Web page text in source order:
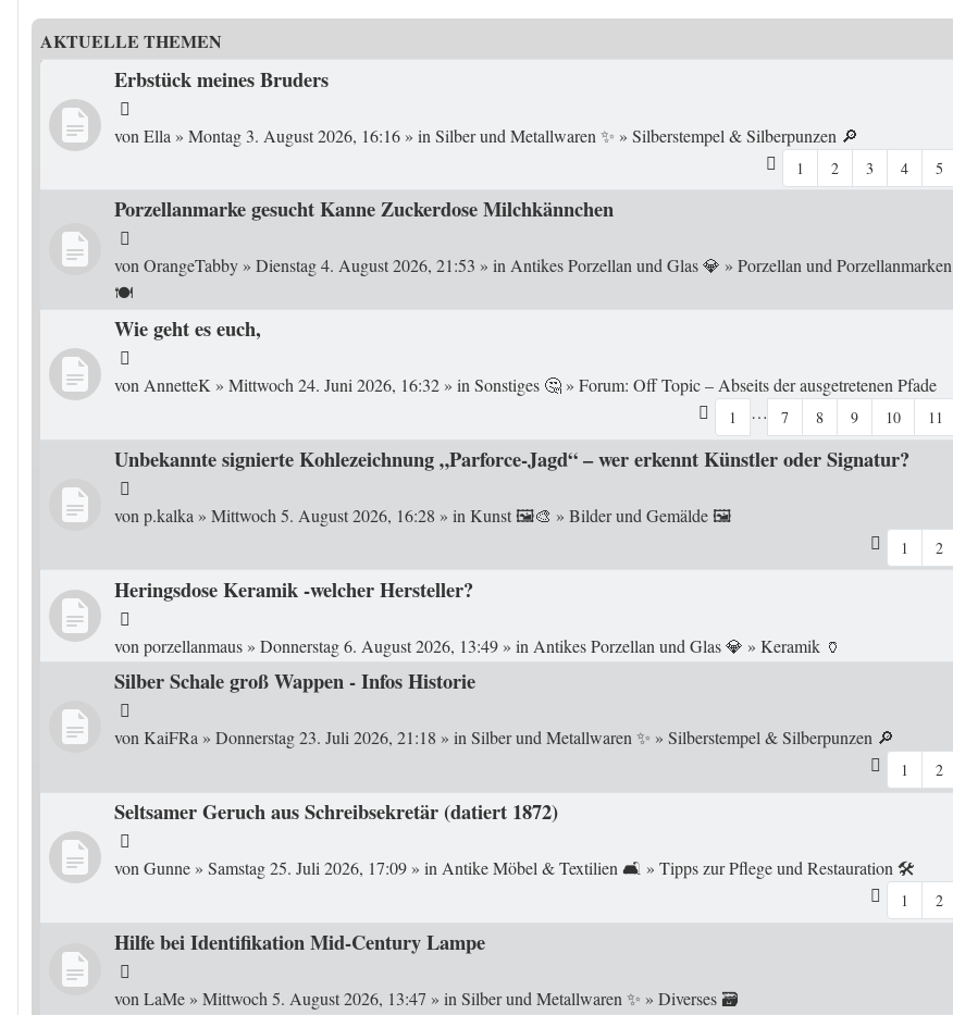
AKTUELLE THEMEN
Erbstück meines Bruders
von Ella » Montag 3. August 2026, 16:16 » in Silber und Metallwaren ✨ » Silberstempel & Silberpunzen 🔎
1 2 3 4 5
Porzellanmarke gesucht Kanne Zuckerdose Milchkännchen
vonOrangeTabby » Dienstag 4. August 2026, 21:53 » inAntikes Porzellan und Glas 💎 » Porzellan und Porzellanmarken
🍽️
Wie geht es euch,
von AnnetteK » Mittwoch 24. Juni 2026, 16:32 » in Sonstiges 🤔 » Forum: Off Topic – Abseits der ausgetretenen Pfade
1 … 7 8 9 10 11
Unbekannte signierte Kohlezeichnung „Parforce-Jagd“ – wer erkennt Künstler oder Signatur?
von p.kalka » Mittwoch 5. August 2026, 16:28 » in Kunst 🖼️🎨 » Bilder und Gemälde 🖼️
1 2
Heringsdose Keramik -welcher Hersteller?
von porzellanmaus » Donnerstag 6. August 2026, 13:49 » in Antikes Porzellan und Glas 💎 » Keramik 🏺
Silber Schale groß Wappen - Infos Historie
vonKaiFRa » Donnerstag 23. Juli 2026, 21:18 » inSilber und Metallwaren ✨ » Silberstempel & Silberpunzen 🔎
1 2
Seltsamer Geruch aus Schreibsekretär (datiert 1872)
vonGunne » Samstag 25. Juli 2026, 17:09 » inAntike Möbel & Textilien 🛋️ » Tipps zur Pflege und Restauration 🛠️
1 2
Hilfe bei Identifikation Mid-Century Lampe
von LaMe » Mittwoch 5. August 2026, 13:47 » in Silber und Metallwaren ✨ » Diverses 🗃️